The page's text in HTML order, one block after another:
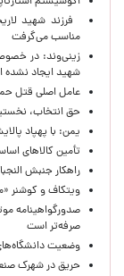
فرزند شهید
مناسب می‌گرفت
زینی‌وند: در
شهید ایجاد
عامل اصلی قتل
حق انتخاب،
یمن: با پهپاد
تأمین کالاهای
راهکار جنبش
ویتکاف و کوشنر
صدورگواهینامه
صرفه‌تر است
وضعیت دانشگاه‌های
حریق در شهرک صنعتی